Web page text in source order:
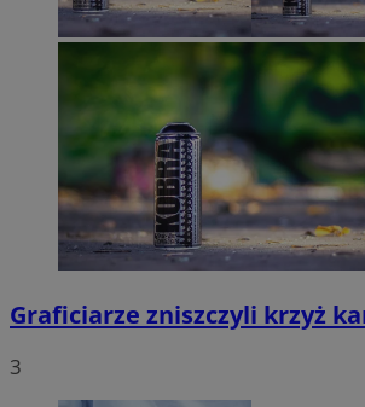
Graficiarze zniszczyli krzyż
3